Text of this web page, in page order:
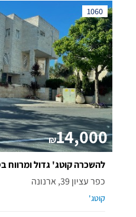
1060
₪14,000
להשכרה קוטג' גדול ומרווח
כפר עציון 39, ארנונה
קוטג'